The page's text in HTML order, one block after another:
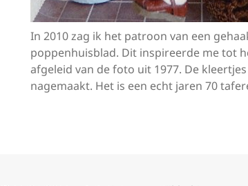
In 2010 zag ik het patroon van een
poppenhuisblad. Dit inspireerde me tot
afgeleid van de foto uit 1977. De
nagemaakt. Het is een echt jaren 70